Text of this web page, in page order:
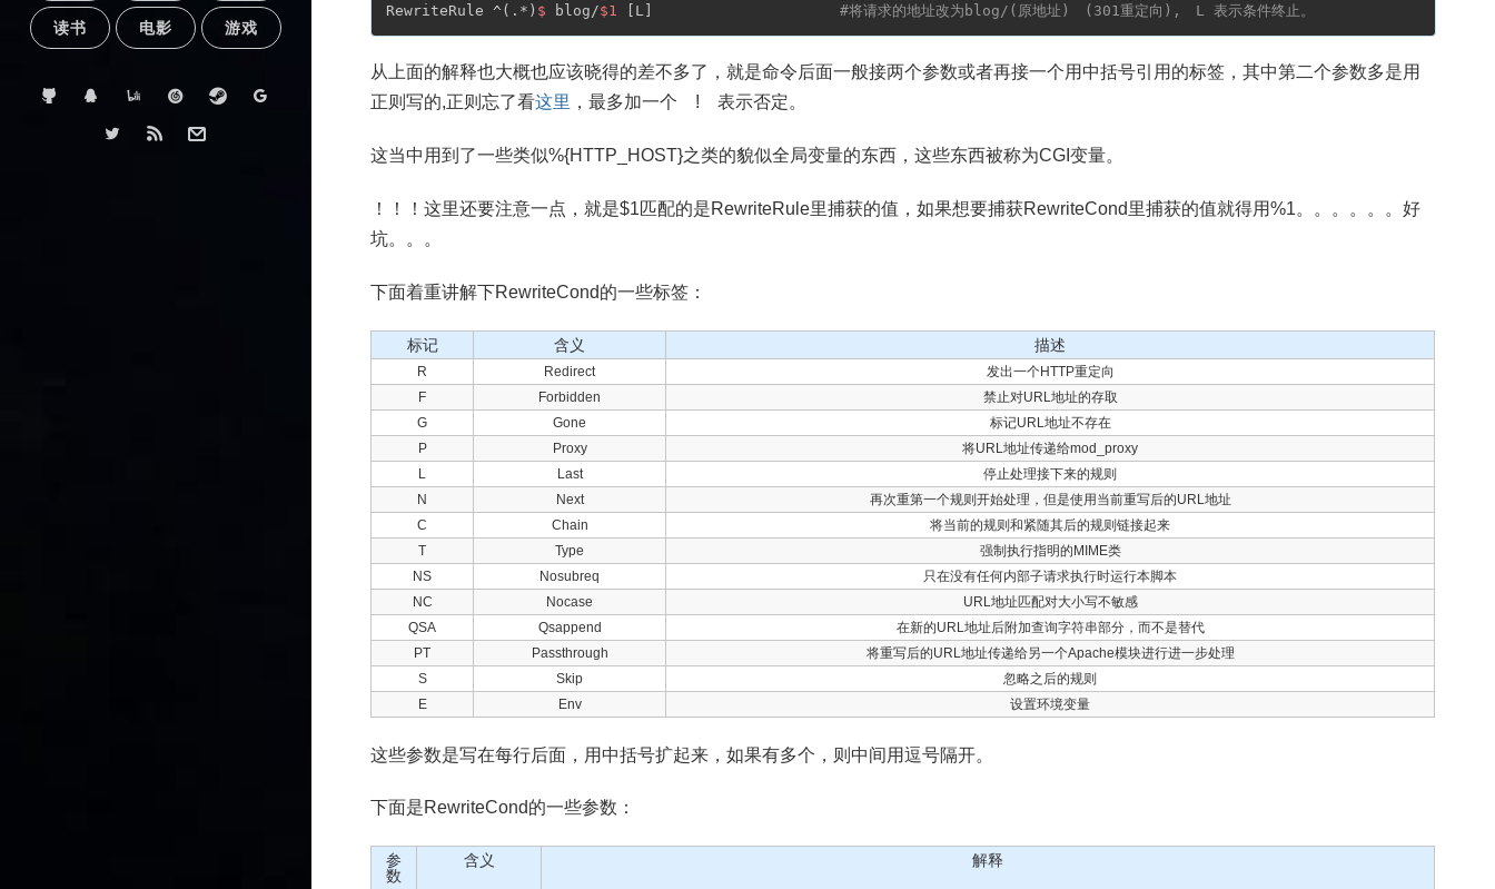
读书 电影 游戏
RewriteRule ^(.*) $ blog/$1 [L] #将请求的地址改为blog/(原地址)　(301重定向),　L 表示条件终止。
从上面的解释也大概也应该晓得的差不多了，就是命令后面一般接两个参数或者再接一个用中括号引用的标签，其中第二个参数多是用
正则写的,正则忘了看这里 ，最多加一个 ! 表示否定。
这当中用到了一些类似%{HTTP_HOST}之类的貌似全局变量的东西，这些东西被称为CGI变量。
！！！这里还要注意一点，就是$1匹配的是RewriteRule里捕获的值，如果想要捕获RewriteCond里捕获的值就得用%1。。。。。。好
坑。。。
下面着重讲解下RewriteCond的一些标签：
标记 含义 描述
R Redirect
发出一个HTTP重定向
F
Forbidden
禁止对URL地址的存取
G
Gone
标记URL地址不存在
P
Proxy
将URL地址传递给mod_proxy
L
Last
停止处理接下来的规则
N
Next
再次重第一个规则开始处理，但是使用当前重写后的URL地址
C
Chain
将当前的规则和紧随其后的规则链接起来
T
Type
强制执行指明的MIME类
NS
Nosubreq
只在没有任何内部子请求执行时运行本脚本
NC
Nocase
URL地址匹配对大小写不敏感
QSA
Qsappend
在新的URL地址后附加查询字符串部分，而不是替代
PT
Passthrough
将重写后的URL地址传递给另一个Apache模块进行进一步处理
S
Skip
忽略之后的规则
E
Env 设置环境变量
这些参数是写在每行后面，用中括号扩起来，如果有多个，则中间用逗号隔开。
下面是RewriteCond的一些参数：
参
数
含义 解释